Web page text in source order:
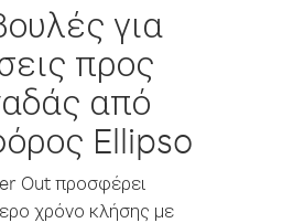
για
προς
από
Ellipso
Out προσφέρει
χρόνο κλήσης με